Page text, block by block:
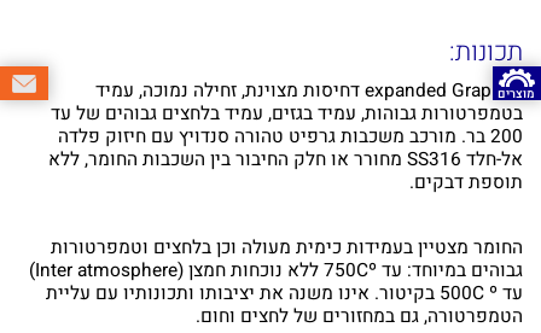
מוצרים
תכונות:
expanded Graphite דחיסות מצוינת, זחילה נמוכה, עמיד
בטמפרטורות גבוהות, עמיד בגזים, עמיד בלחצים גבוהים של עד
200 בר. מורכב משכבות גרפיט טהורה סנדויץ עם חיזוק פלדה
אל-חלד SS316 מחורר או חלק החיבור בין השכבות החומר, ללא
תוספת דבקים.
החומר מצטיין בעמידות כימית מעולה וכן בלחצים וטמפרטורות
גבוהים במיוחד: עד 750Cº ללא נוכחות חמצן (Inter atmosphere)
עד 500C º בקיטור. אינו משנה את יציבותו ותכונותיו עם עליית
הטמפרטורה, גם במחזורים של לחצים וחום.